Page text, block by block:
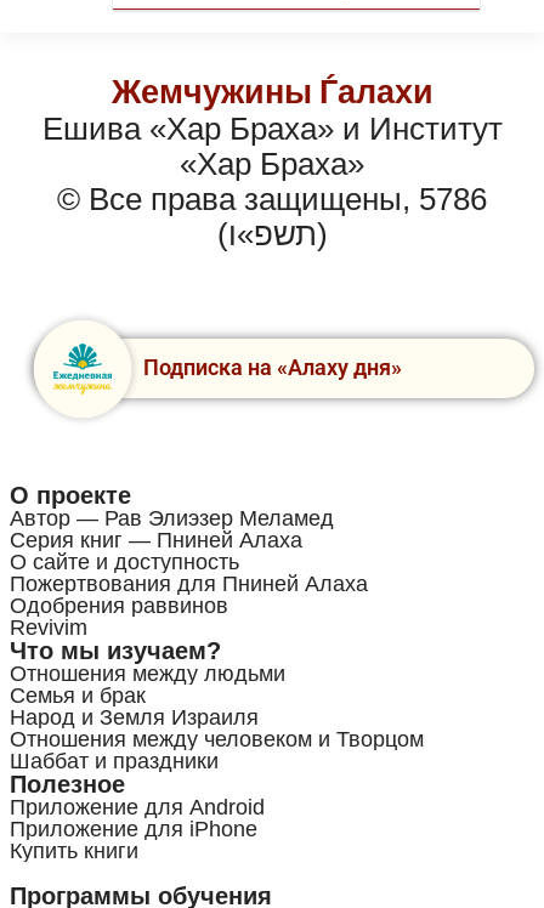
Жемчужины Ѓалахи
Ешива «Хар Браха» и Институт
«Хар Браха»
© Все права защищены, 5786
(תשפ»ו)
Подписка на «Алаху дня»
О проекте
Автор — Рав Элиэзер Меламед
Серия книг — Пниней Алаха
О сайте и доступность
Пожертвования для Пниней Алаха
Одобрения раввинов
Revivim
Что мы изучаем?
Отношения между людьми
Семья и брак
Народ и Земля Израиля
Отношения между человеком и Творцом
Шаббат и праздники
Полезное
Приложение для Android
Приложение для iPhone
Купить книги
Программы обучения